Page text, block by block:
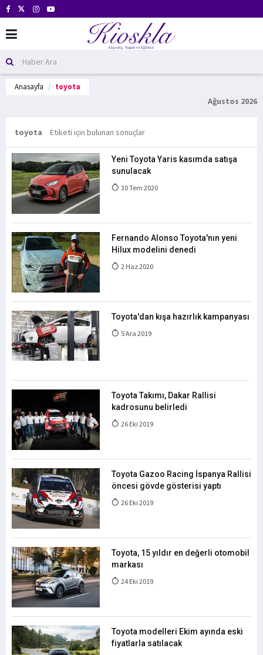
Anasayfa toyota
Ağustos 2026
toyota Etiketi için bulunan sonuçlar
Yeni Toyota Yaris kasımda satışa
sunulacak
30 Tem 2020
Fernando Alonso Toyota'nın yeni
Hilux modelini denedi
2 Haz 2020
Toyota'dan kışa hazırlık kampanyası
5 Ara 2019
Toyota Takımı, Dakar Rallisi
kadrosunu belirledi
26 Eki 2019
Toyota Gazoo Racing İspanya Rallisi
öncesi gövde gösterisi yaptı
26 Eki 2019
Toyota, 15 yıldır en değerli otomobil
markası
24 Eki 2019
Toyota modelleri Ekim ayında eski
fiyatlarla satılacak